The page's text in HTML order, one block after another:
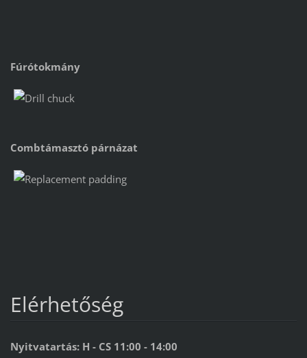
Fúrótokmány
Combtámasztó párnázat
Elérhetőség
Nyitvatartás: H - CS 11:00 - 14:00